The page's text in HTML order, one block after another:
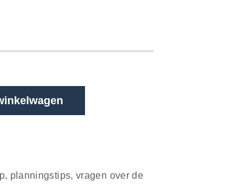
planningstips, vragen over de